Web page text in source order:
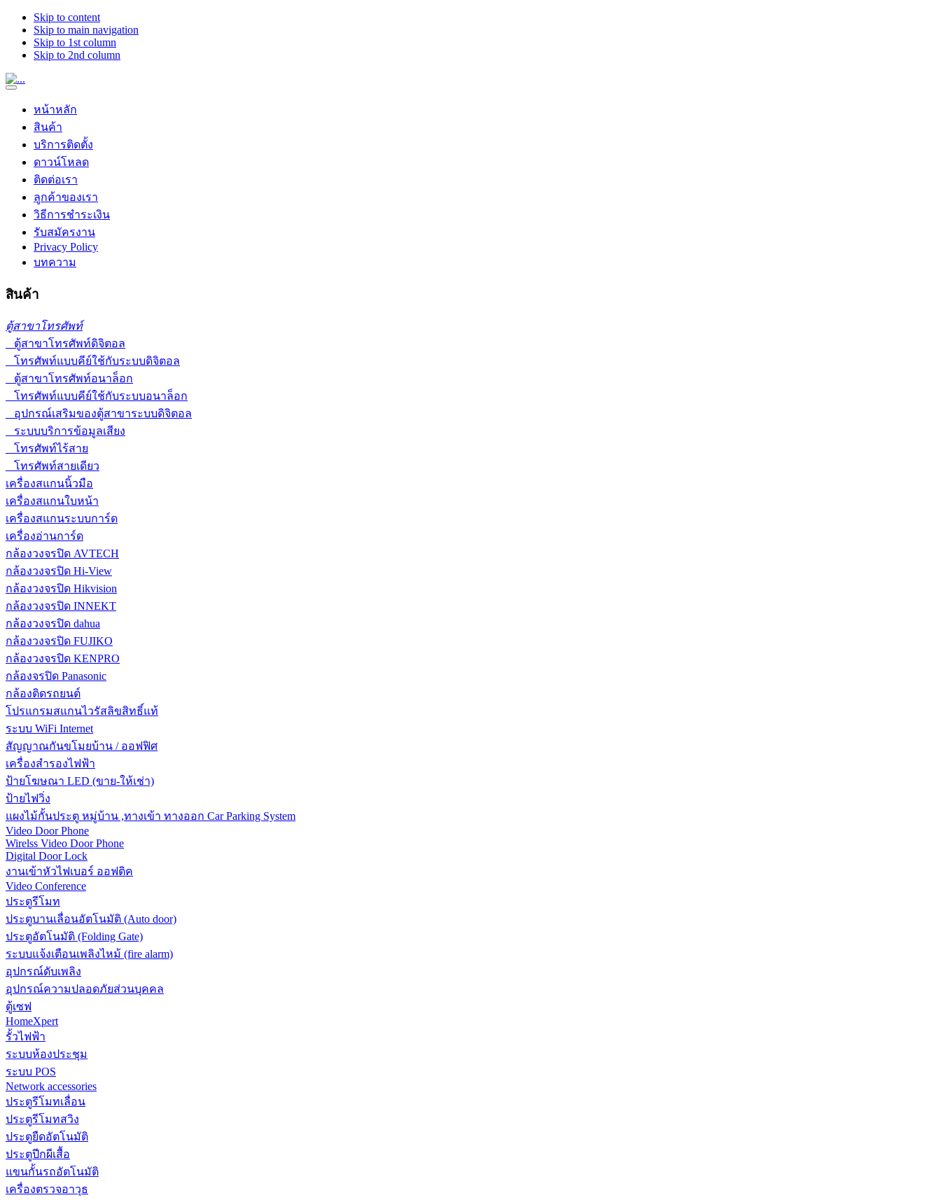
Skip to content
Skip to main navigation
Skip to 1st column
Skip to 2nd column
หน้าหลัก
สินค้า
บริการติดตั้ง
ดาวน์โหลด
ติดต่อเรา
ลูกค้าของเรา
วิธีการชำระเงิน
รับสมัครงาน
Privacy Policy
บทความ
สินค้า
ตู้สาขาโทรศัพท์
ตู้สาขาโทรศัพท์ดิจิตอล
โทรศัพท์แบบคีย์ใช้กับระบบดิจิตอล
ตู้สาขาโทรศัพท์อนาล็อก
โทรศัพท์แบบคีย์ใช้กับระบบอนาล็อก
อุปกรณ์เสริมของตู้สาขาระบบดิจิตอล
ระบบบริการข้อมูลเสียง
โทรศัพท์ไร้สาย
โทรศัพท์สายเดียว
เครื่องสแกนนิ้วมือ
เครื่องสแกนใบหน้า
เครื่องสแกนระบบการ์ด
เครื่องอ่านการ์ด
กล้องวงจรปิด AVTECH
กล้องวงจรปิด Hi-View
กล้องวงจรปิด Hikvision
กล้องวงจรปิด INNEKT
กล้องวงจรปิด dahua
กล้องวงจรปิด FUJIKO
กล้องวงจรปิด KENPRO
กล้องจรปิด Panasonic
กล้องติดรถยนต์
โปรแกรมสแกนไวรัสลิขสิทธิ์แท้
ระบบ WiFi Internet
สัญญาณกันขโมยบ้าน / ออฟฟิศ
เครื่องสำรองไฟฟ้า
ป้ายโฆษณา LED (ขาย-ให้เช่า)
ป้ายไฟวิ่ง
แผงไม้กั้นประตู หมู่บ้าน ,ทางเข้า ทางออก Car Parking System
Video Door Phone
Wirelss Video Door Phone
Digital Door Lock
งานเข้าหัวไฟเบอร์ ออฟติค
Video Conference
ประตูรีโมท
ประตูบานเลื่อนอัตโนมัติ (Auto door)
ประตูอัตโนมัติ (Folding Gate)
ระบบแจ้งเตือนเพลิงไหม้ (fire alarm)
อุปกรณ์ดับเพลิง
อุปกรณ์ความปลอดภัยส่วนบุคคล
ตู้เซฟ
HomeXpert
รั้วไฟฟ้า
ระบบห้องประชุม
ระบบ POS
Network accessories
ประตูรีโมทเลื่อน
ประตูรีโมทสวิง
ประตูยืดอัตโนมัติ
ประตูปีกผีเสื้อ
แขนกั้นรถอัตโนมัติ
เครื่องตรวจอาวุธ